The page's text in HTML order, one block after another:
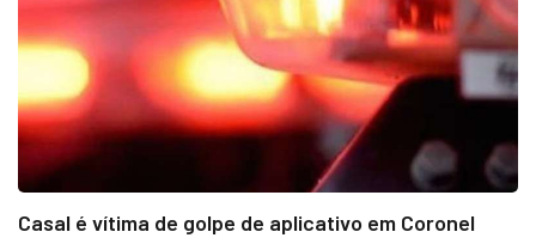
Casal é vítima de golpe de aplicativo em Coronel